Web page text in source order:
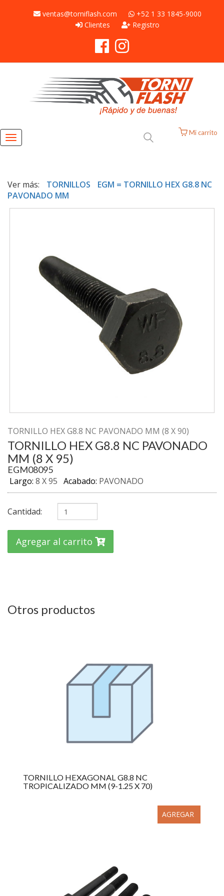
ventas@torniflash.com
+52 1 33 1845-9000
Clientes
Registro
Toggle
Mi carrito
Ver más: TORNILLOS
EGM = TORNILLO HEX G8.8 NC
PAVONADO MM
TORNILLO HEX G8.8 NC PAVONADO MM (8 X 90)
TORNILLO HEX G8.8 NC PAVONADO
MM (8 X 95)
EGM08095
Largo: 8 X 95 Acabado: PAVONADO
Cantidad:
Agregar al carrito
Otros productos
TORNILLO HEXAGONAL G8.8 NC
TROPICALIZADO MM (9-1.25 X 70)
AGREGAR